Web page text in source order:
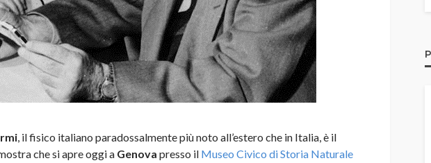
, il fisico italiano paradossalmente più noto all’estero che in Italia, è il
che si apre oggi a Genova presso il Museo Civico di Storia Naturale